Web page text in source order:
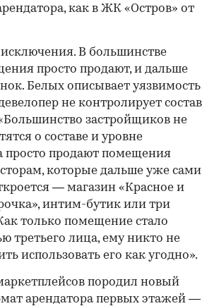
как в ЖК «Остров» от
исключения. В большинстве
просто продают, и дальше
Белых описывает уязвимость
не контролирует состав
застройщиков не
о составе и уровне
просто продают помещения
которые дальше уже сами
— магазин «Красное и
интим-бутик или три
только помещение стало
третьего лица, ему никто не
использовать его как угодно».
породил новый
арендатора первых этажей —